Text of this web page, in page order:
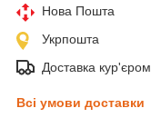
Нова Пошта
Укрпошта
Доставка кур'єром
Всі умови доставки